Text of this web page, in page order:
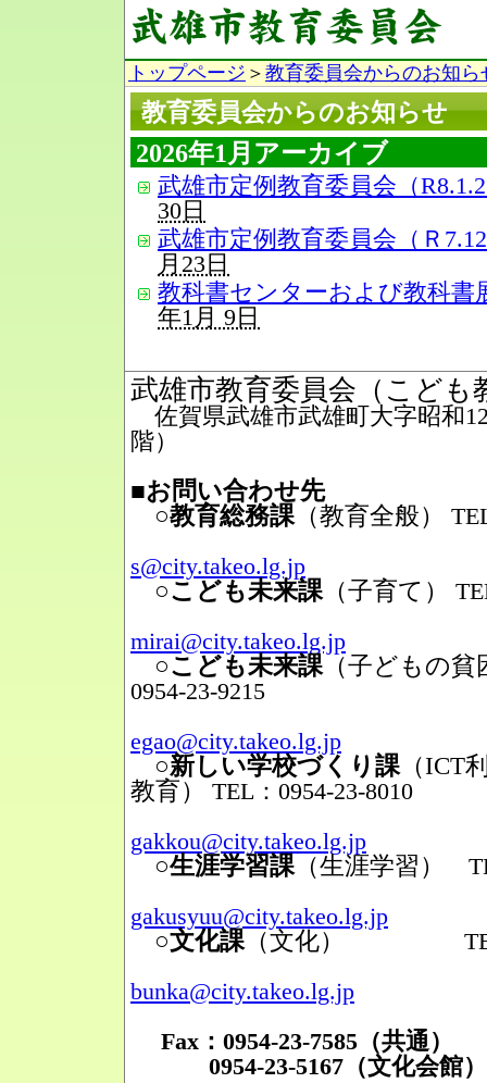
トップページ ＞ 教育委員会からのお知ら
教育委員会からのお知らせ
2026年1月アーカイブ
武雄市定例教育委員会（
30日
武雄市定例教育委員会（Ｒ
月23日
教科書センターおよび教科書
年1月 9日
武雄市教育委員会（こども
佐賀県武雄市武雄町大字昭和
階）
■お問い合わせ先
○教育総務課（教育全般）
s@city.takeo.lg.jp
○こども未来課（子育て）
mirai@city.takeo.lg.jp
○こども未来課（子どもの貧
0954-23-9215
egao@city.takeo.lg.jp
○新しい学校づくり課（ICT
教育）
TEL：0954-23-8010
gakkou@city.takeo.lg.jp
○生涯学習課（生涯学習）
gakusyuu@city.takeo.lg.jp
○文化課（文化）
TEL：
bunka@city.takeo.lg.jp
Fax：0954-23-7585（共通）
0954-23-5167（文化会館）